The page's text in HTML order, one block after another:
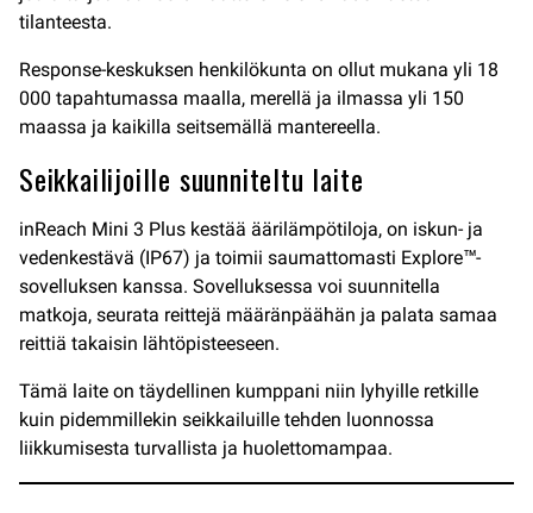
tilanteesta.
Response-keskuksen henkilökunta on ollut mukana yli 18
000 tapahtumassa maalla, merellä ja ilmassa yli 150
maassa ja kaikilla seitsemällä mantereella.
Seikkailijoille suunniteltu laite
inReach Mini 3 Plus kestää äärilämpötiloja, on iskun- ja
vedenkestävä (IP67) ja toimii saumattomasti Explore™-
sovelluksen kanssa. Sovelluksessa voi suunnitella
matkoja, seurata reittejä määränpäähän ja palata samaa
reittiä takaisin lähtöpisteeseen.
Tämä laite on täydellinen kumppani niin lyhyille retkille
kuin pidemmillekin seikkailuille tehden luonnossa
liikkumisesta turvallista ja huolettomampaa.